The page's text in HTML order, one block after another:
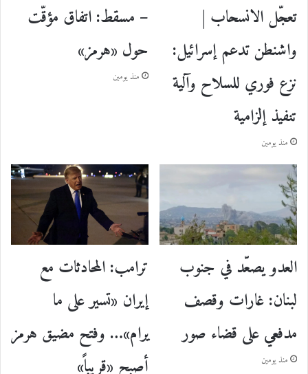
تعجّل الانسحاب |
واشنطن تدعم إسرائيل:
نزع فوري للسلاح وآلية
تنفيذ إلزامية
منذ يومين
– مسقط: اتفاق مؤقّت
حول «هرمز»
منذ يومين
العدو يصعّد في جنوب
لبنان: غارات وقصف
مدفعي على قضاء صور
منذ يومين
ترامب: المحادثات مع
إيران «تسير على ما
يرام»… وفتح مضيق هرمز
أصبح «قريباً»